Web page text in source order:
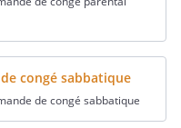
congé sabbatique
de congé sabbatique